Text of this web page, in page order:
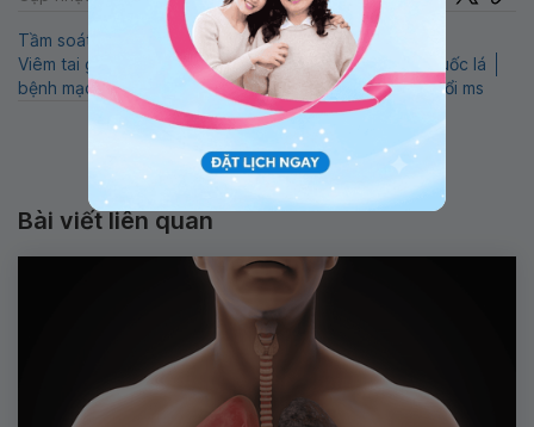
Tầm soát ung thư Phổi
Nguyên nhân ung thư phổi
Viêm tai giữa
Hen suyễn Ung thư phổi
Nghiện thuốc lá
bệnh mạch vành
Hút thuốc lá thụ động Ung thư phổi ms
Bài viết liên quan